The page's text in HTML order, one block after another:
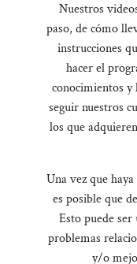
Nuestros
paso, de cómo
instrucciones
hacer el
conocimientos y
seguir nuestros
los que
Una vez que
es posible que
Esto puede
problemas
y/o